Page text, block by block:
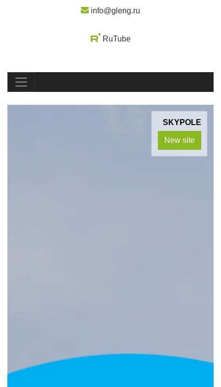
info@gleng.ru
RuTube
SKYPOLE
New site